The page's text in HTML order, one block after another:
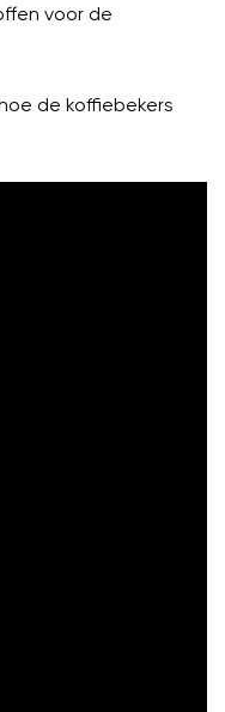
voor de
de koffiebekers